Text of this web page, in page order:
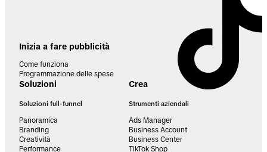
Inizia a fare pubblicità
Come funziona
Programmazione delle spese
Soluzioni
Soluzioni full-funnel
Panoramica
Branding
Creatività
Performance
Crea
Strumenti aziendali
Ads Manager
Business Account
Business Center
TikTok Shop